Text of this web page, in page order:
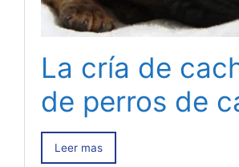
La cría de
de perros de
Leer mas